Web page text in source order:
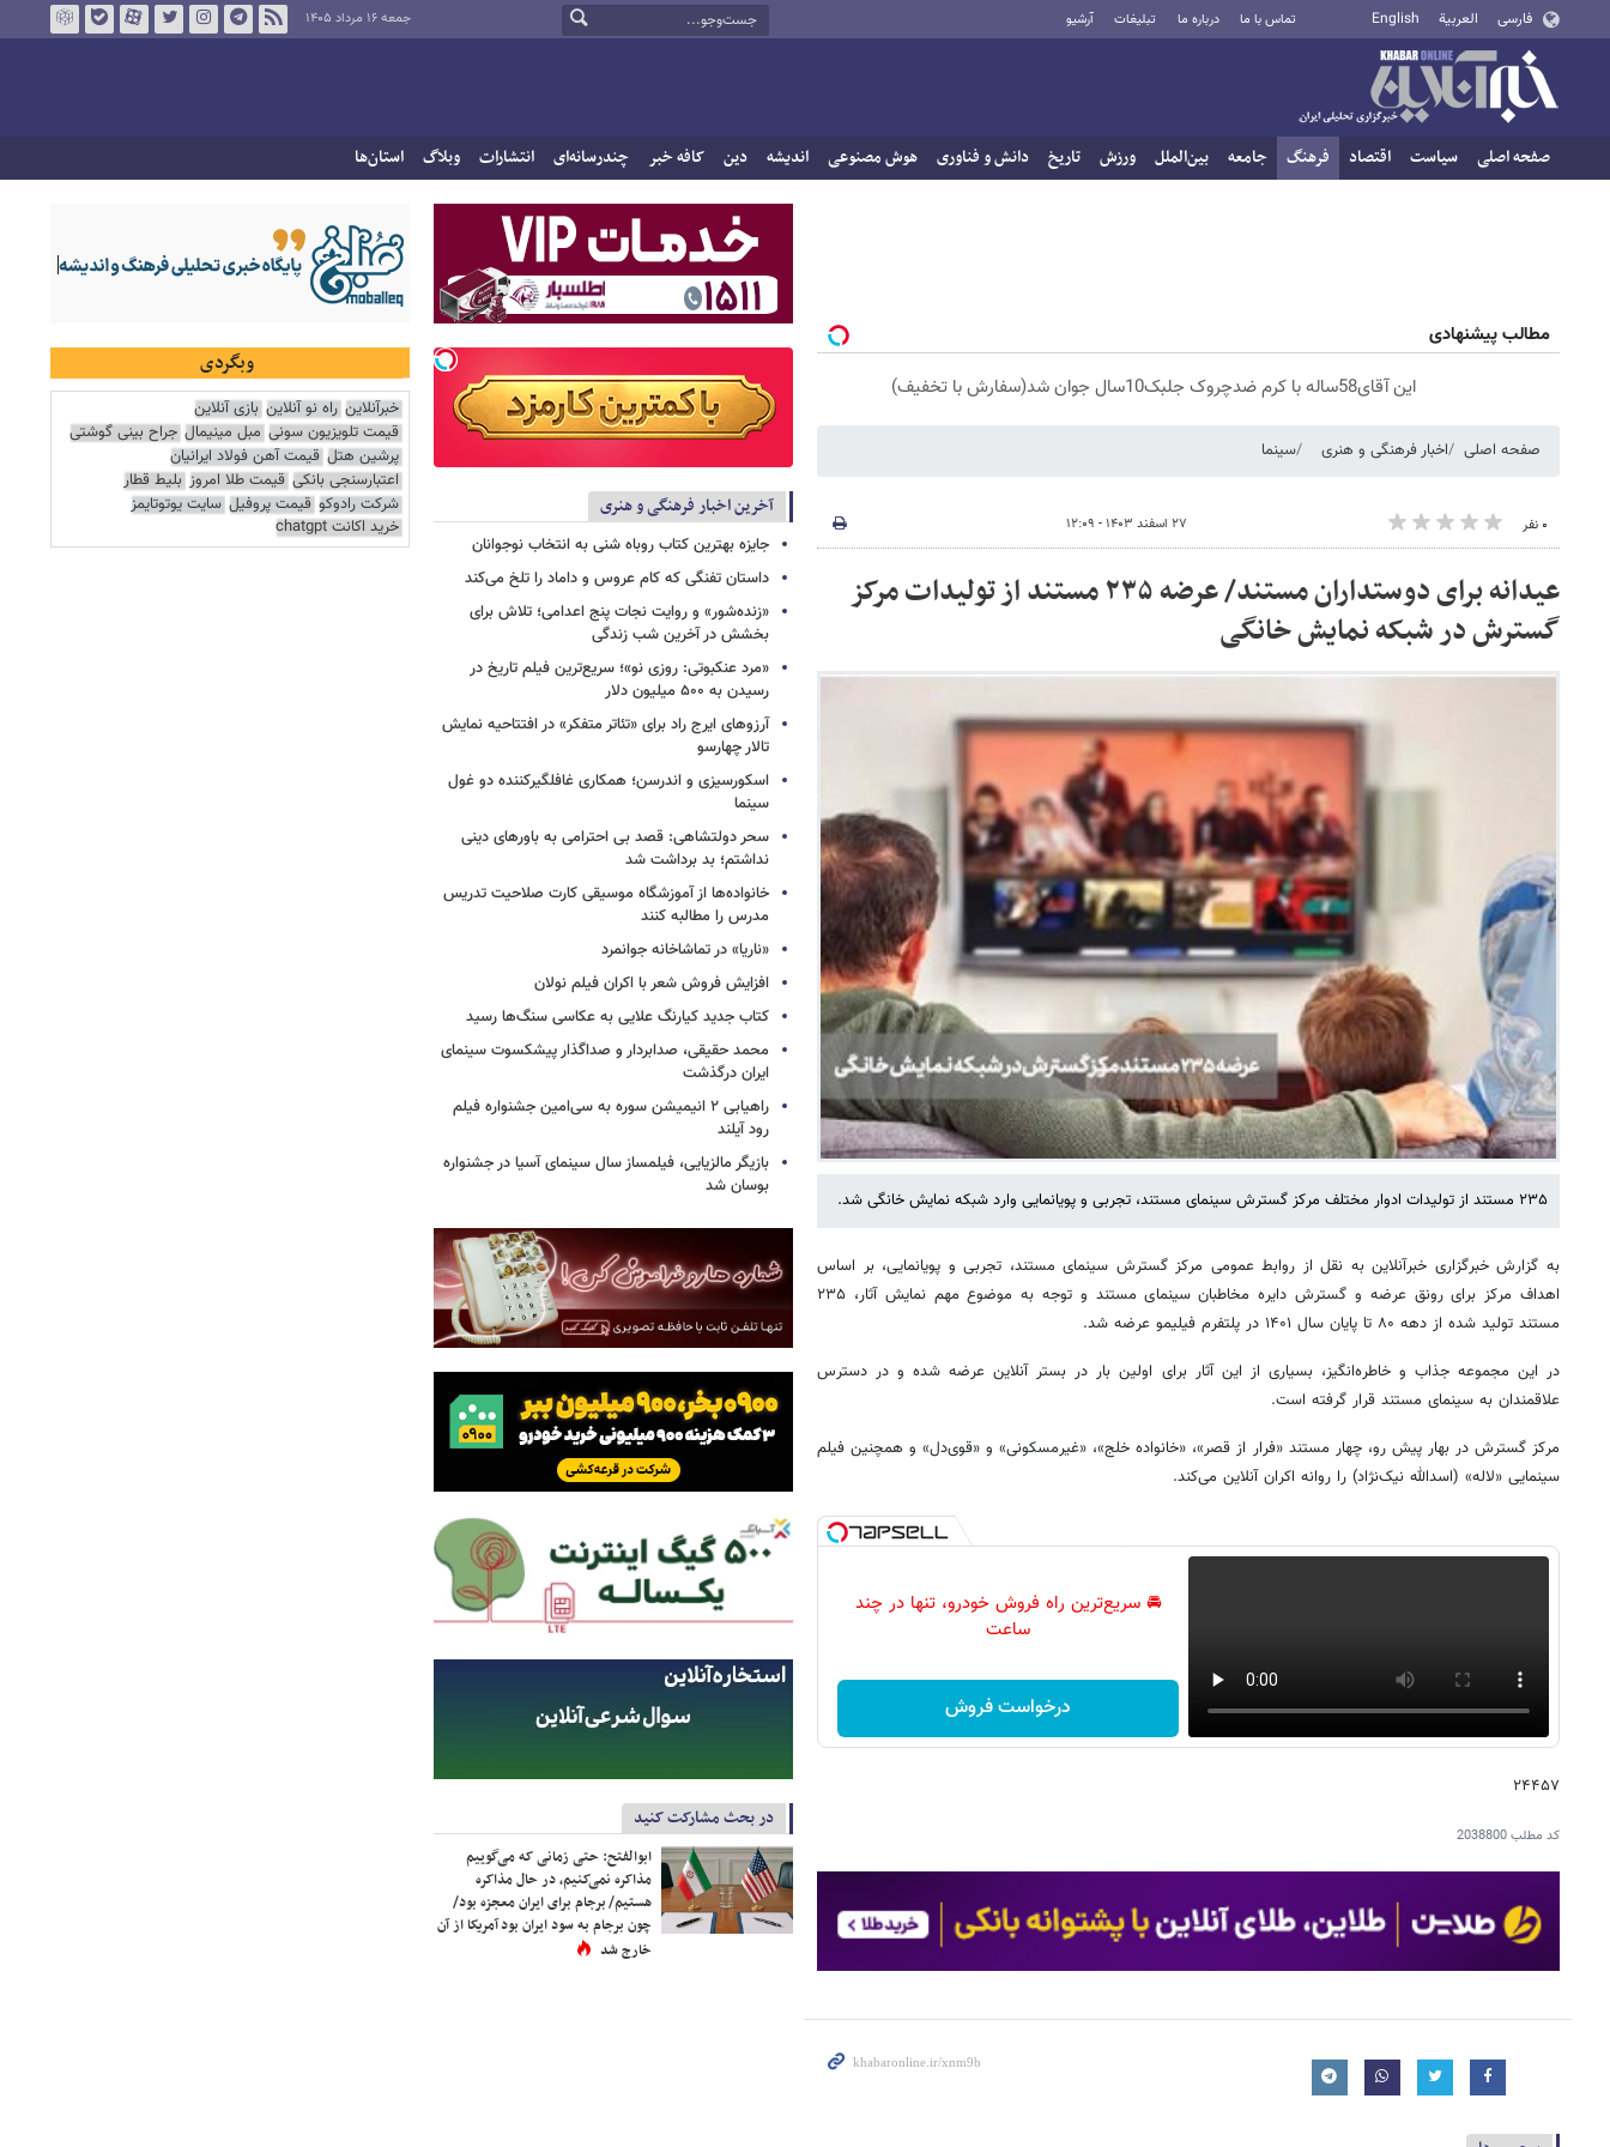
فارسی العربية English تماس با ما درباره ما تبلیغات آرشیو جمعه ۱۶ مرداد ۱۴۰۵
صفحه اصلی سیاست اقتصاد فرهنگ جامعه بین‌الملل ورزش تاریخ دانش و فناوری هوش مصنوعی اندیشه دین کافه خبر چندرسانه‌ای انتشارات وبلاگ استان‌ها
مطالب پیشنهادی
این آقای58ساله با کرم ضدچروک جلبک10سال جوان شد(سفارش با تخفیف)
صفحه اصلی اخبار فرهنگی و هنری سینما
۰ نفر ۲۷ اسفند ۱۴۰۳ - ۱۲:۰۹
عیدانه برای دوستداران مستند/ عرضه ۲۳۵ مستند از تولیدات مرکز
گسترش در شبکه نمایش خانگی
۲۳۵ مستند از تولیدات ادوار مختلف مرکز گسترش سینمای مستند، تجربی و پویانمایی وارد شبکه نمایش خانگی شد.
به گزارش خبرگزاری خبرآنلاین به نقل از روابط عمومی مرکز گسترش سینمای مستند، تجربی و پویانمایی، بر اساس
اهداف مرکز برای رونق عرضه و گسترش دایره مخاطبان سینمای مستند و توجه به موضوع مهم نمایش آثار، ۲۳۵
مستند تولید شده از دهه ۸۰ تا پایان سال ۱۴۰۱ در پلتفرم فیلیمو عرضه شد.
در این مجموعه جذاب و خاطره‌انگیز، بسیاری از این آثار برای اولین بار در بستر آنلاین عرضه شده و در دسترس
علاقمندان به سینمای مستند قرار گرفته است.
مرکز گسترش در بهار پیش رو، چهار مستند «فرار از قصر»، «خانواده خلج»، «غیرمسکونی» و «قوی‌دل» و همچنین فیلم
سینمایی «لاله» (اسدالله نیک‌نژاد) را روانه اکران آنلاین می‌کند.
🚘 سریع‌ترین راه فروش خودرو، تنها در چند
ساعت
درخواست فروش
۲۴۴۵۷
کد مطلب2038800
آخرین اخبار فرهنگی و هنری
جایزه بهترین کتاب روباه شنی به انتخاب نوجوانان
داستان تفنگی که کام عروس و داماد را تلخ می‌کند
«زنده‌شور» و روایت نجات پنج اعدامی؛ تلاش برای
بخشش در آخرین شب زندگی
«مرد عنکبوتی: روزی نو»؛ سریع‌ترین فیلم تاریخ در
رسیدن به ۵۰۰ میلیون دلار
آرزوهای ایرج راد برای «تئاتر متفکر» در افتتاحیه نمایش
تالار چهارسو
اسکورسیزی و اندرسن؛ همکاری غافلگیرکننده دو غول
سینما
سحر دولتشاهی: قصد بی احترامی به باورهای دینی
نداشتم؛ بد برداشت شد
خانواده‌ها از آموزشگاه موسیقی کارت صلاحیت تدریس
مدرس را مطالبه کنند
«ناریا» در تماشاخانه جوانمرد
افزایش فروش شعر با اکران فیلم نولان
کتاب جدید کیارنگ علایی به عکاسی سنگ‌ها رسید
محمد حقیقی، صدابردار و صداگذار پیشکسوت سینمای
ایران درگذشت
راهیابی ۲ انیمیشن سوره به سی‌امین جشنواره فیلم
رود آیلند
بازیگر مالزیایی، فیلمساز سال سینمای آسیا در جشنواره
بوسان شد
در بحث مشارکت کنید
ابوالفتح: حتی زمانی که می‌گوییم
مذاکره نمی‌کنیم، در حال مذاکره
هستیم/ برجام برای ایران معجزه بود/
چون برجام به سود ایران بود آمریکا از آن
خارج شد
وبگردی
خبرآنلاین راه نو آنلاین بازی آنلاین
قیمت تلویزیون سونی مبل مینیمال جراح بینی گوشتی
پرشین هتل قیمت آهن فولاد ایرانیان
اعتبارسنجی بانکی قیمت طلا امروز بلیط قطار
شرکت رادوکو قیمت پروفیل سایت یوتوتایمز
خرید اکانت chatgpt